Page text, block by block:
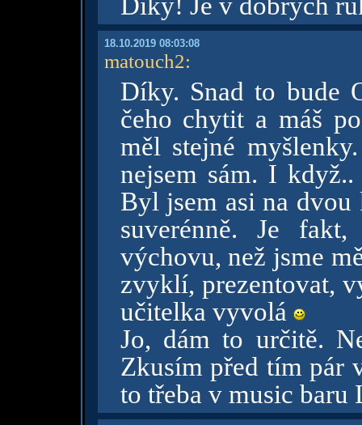
18.10.2019 08:03:08
matouch2:
Díky. Snad to bude
čeho chytit a máš
měl stejné
nejsem sám. I
Byl jsem asi na dvou
suverénně. Je
výchovu, než jsme
zvyklí, prezentovat,
učitelka vyvolá
Jo, dám to určitě.
Zkusím před tím pár
to třeba v music baru